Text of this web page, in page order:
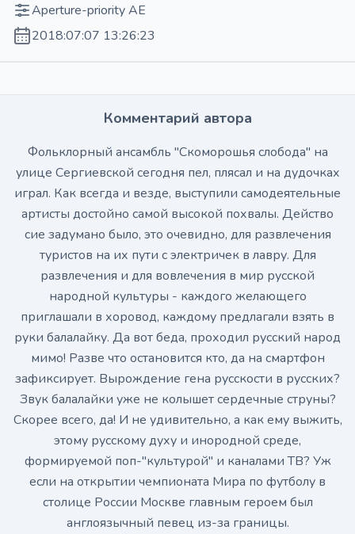
Aperture-priority AE
2018:07:07 13:26:23
Комментарий автора
Фольклорный ансамбль "Скоморошья слобода" на
улице Сергиевской сегодня пел, плясал и на дудочках
играл. Как всегда и везде, выступили самодеятельные
артисты достойно самой высокой похвалы. Действо
сие задумано было, это очевидно, для развлечения
туристов на их пути с электричек в лавру. Для
развлечения и для вовлечения в мир русской
народной культуры - каждого желающего
приглашали в хоровод, каждому предлагали взять в
руки балалайку. Да вот беда, проходил русский народ
мимо! Разве что остановится кто, да на смартфон
зафиксирует. Вырождение гена русскости в русских?
Звук балалайки уже не колышет сердечные струны?
Скорее всего, да! И не удивительно, а как ему выжить,
этому русскому духу и инородной среде,
формируемой поп-"культурой" и каналами ТВ? Уж
если на открытии чемпионата Мира по футболу в
столице России Москве главным героем был
англоязычный певец из-за границы.